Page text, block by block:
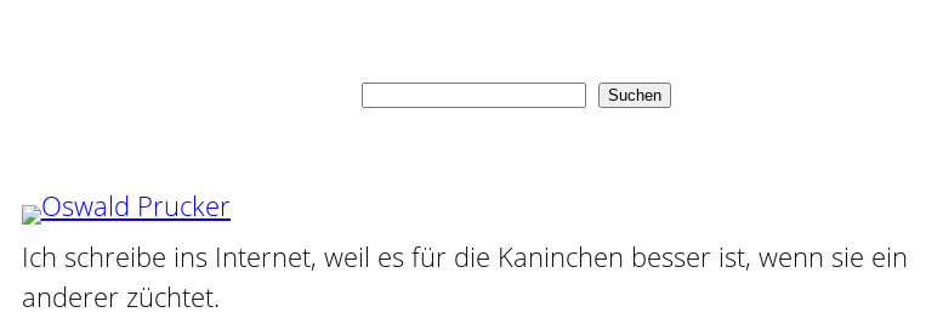
Suchen
Ich schreibe ins Internet, weil es für die Kaninchen besser ist, wenn sie ein
anderer züchtet.